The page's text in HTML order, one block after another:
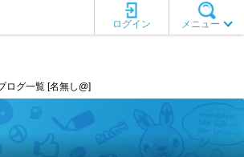
メニュー
ログイン
ログ一覧 [名無し@]